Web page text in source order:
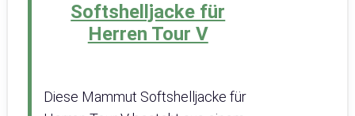
Softshelljacke für
Herren Tour V
Diese Mammut Softshelljacke für